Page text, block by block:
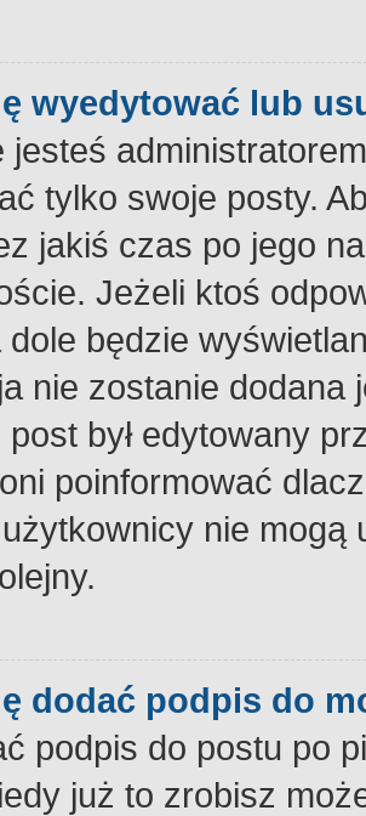
wyedytować lub
jesteś
tylko swoje posty.
jakiś czas po jego
Jeżeli ktoś
dole będzie
nie zostanie dodana
post był edytowany
poinformować
nie
dodać podpis do
podpis do postu po
już to zrobisz